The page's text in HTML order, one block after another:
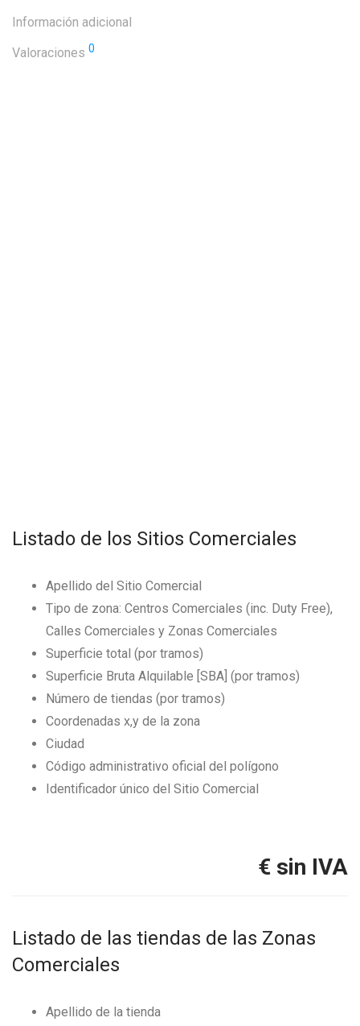
Información adicional
Valoraciones 0
Listado de los Sitios Comerciales
Apellido del Sitio Comercial
Tipo de zona: Centros Comerciales (inc. Duty Free),
Calles Comerciales y Zonas Comerciales
Superficie total (por tramos)
Superficie Bruta Alquilable [SBA] (por tramos)
Número de tiendas (por tramos)
Coordenadas x,y de la zona
Ciudad
Código administrativo oficial del polígono
Identificador único del Sitio Comercial
€ sin IVA
Listado de las tiendas de las Zonas
Comerciales
Apellido de la tienda